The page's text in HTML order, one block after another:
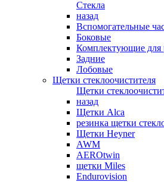
Стекла
назад
Вспомогательные
Боковые
Комплектующие для
Задние
Лобовые
Щетки стеклоочистителя
Щетки
назад
Щетки Alca
резинка щетки
Щетки Heyner
AWM
AEROtwin
щетки Miles
Endurovision